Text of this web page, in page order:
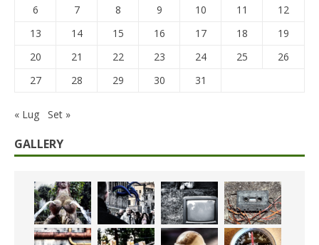
6
7 8 9 10 11
12
13
14 15 16 17 18
19
20
21 22 23 24 25
26
27
28 29 30 31
« Lug Set »
GALLERY